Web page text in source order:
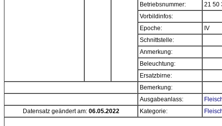
Betriebsnummer:
21 50
Vorbildinfos:
Epoche:
IV
Schnittstelle:
Anmerkung:
Beleuchtung:
Ersatzbirne:
Bemerkung:
Ausgabeanlass:
Datensatz geändert am: 06.05.2022 Kategorie: